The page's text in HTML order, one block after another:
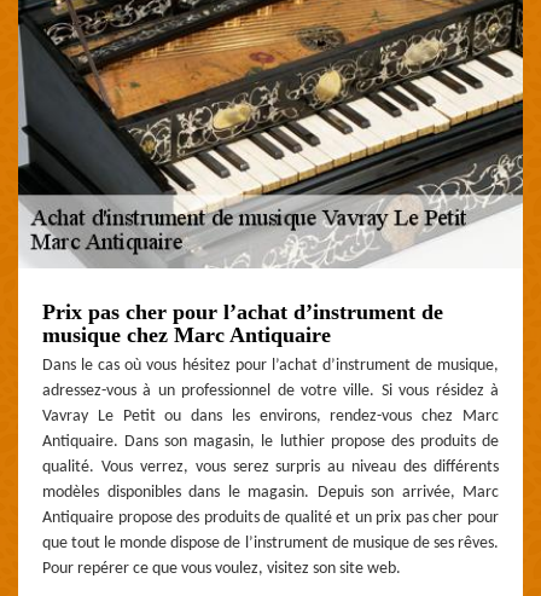
Prix pas cher pour l’achat d’instrument de
musique chez Marc Antiquaire
Dans le cas où vous hésitez pour l’achat d’instrument de musique,
adressez-vous à un professionnel de votre ville. Si vous résidez à
Vavray Le Petit ou dans les environs, rendez-vous chez Marc
Antiquaire. Dans son magasin, le luthier propose des produits de
qualité. Vous verrez, vous serez surpris au niveau des différents
modèles disponibles dans le magasin. Depuis son arrivée, Marc
Antiquaire propose des produits de qualité et un prix pas cher pour
que tout le monde dispose de l’instrument de musique de ses rêves.
Pour repérer ce que vous voulez, visitez son site web.